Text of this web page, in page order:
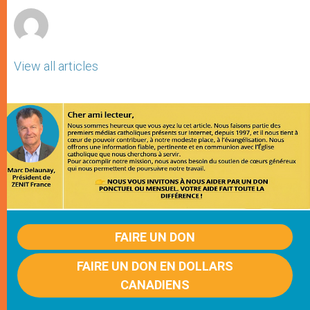
View all articles
FAIRE UN DON
FAIRE UN DON EN DOLLARS
CANADIENS